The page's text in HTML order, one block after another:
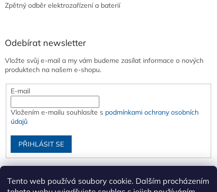
Tento web používá soubory cookie. Dalším procházením
Zpětný odběr elektrozařízení a baterií
Odebírat newsletter
Vložte svůj e-mail a my vám budeme zasílat informace o nových
produktech na našem e-shopu.
E-mail
Vložením e-mailu souhlasíte s podmínkami ochrany osobních
údajů
PŘIHLÁSIT SE